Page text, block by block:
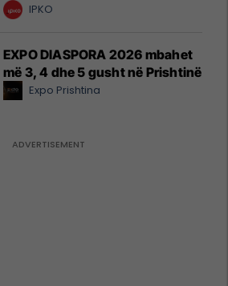
IPKO
EXPO DIASPORA 2026 mbahet
më 3, 4 dhe 5 gusht në Prishtinë
Expo Prishtina